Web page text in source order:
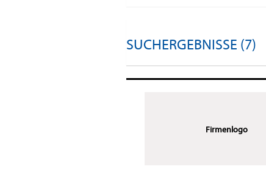
SUCHERGEBNISSE (7)
Firmenlogo